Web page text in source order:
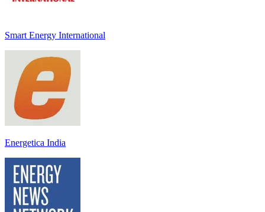
Smart Energy International
Energetica India